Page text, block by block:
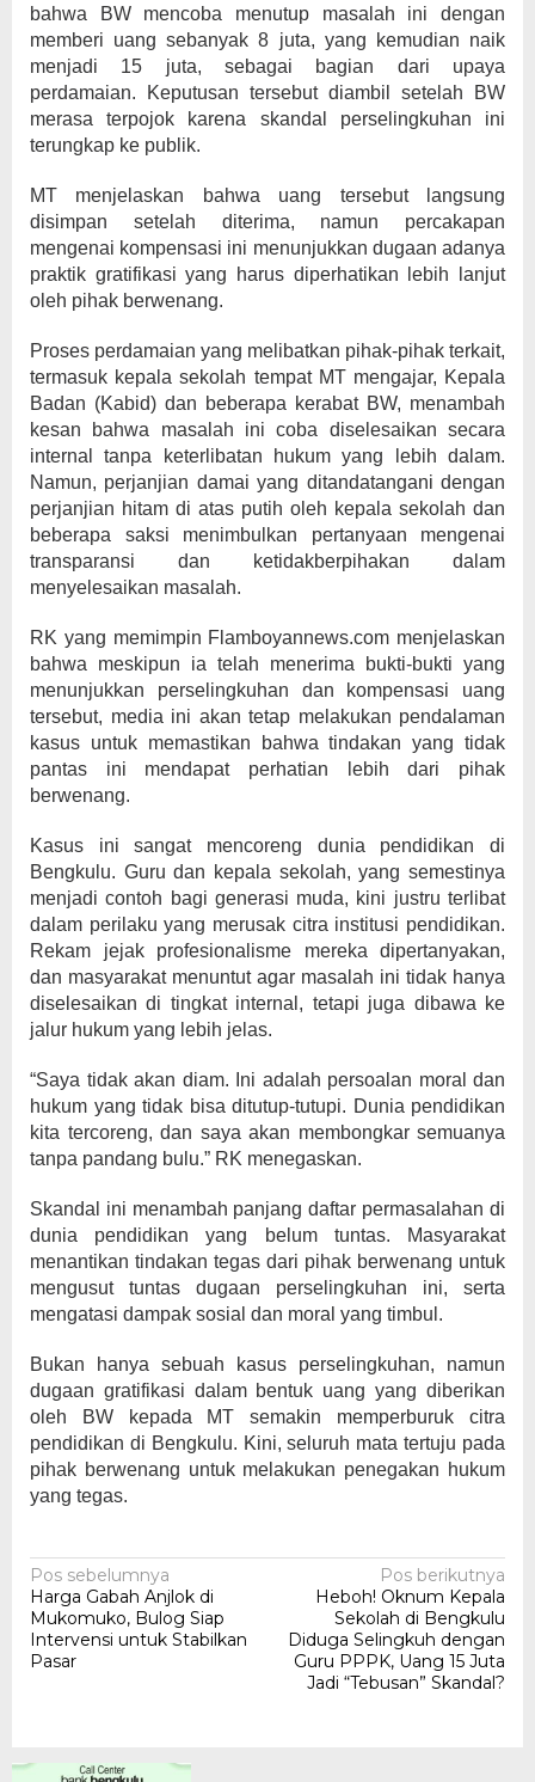
bahwa BW mencoba menutup masalah ini dengan
memberi uang sebanyak 8 juta, yang kemudian naik
menjadi 15 juta, sebagai bagian dari upaya
perdamaian. Keputusan tersebut diambil setelah BW
merasa terpojok karena skandal perselingkuhan ini
terungkap ke publik.
MT menjelaskan bahwa uang tersebut langsung
disimpan setelah diterima, namun percakapan
mengenai kompensasi ini menunjukkan dugaan adanya
praktik gratifikasi yang harus diperhatikan lebih lanjut
oleh pihak berwenang.
Proses perdamaian yang melibatkan pihak-pihak terkait,
termasuk kepala sekolah tempat MT mengajar, Kepala
Badan (Kabid) dan beberapa kerabat BW, menambah
kesan bahwa masalah ini coba diselesaikan secara
internal tanpa keterlibatan hukum yang lebih dalam.
Namun, perjanjian damai yang ditandatangani dengan
perjanjian hitam di atas putih oleh kepala sekolah dan
beberapa saksi menimbulkan pertanyaan mengenai
transparansi dan ketidakberpihakan dalam
menyelesaikan masalah.
RK yang memimpin Flamboyannews.com menjelaskan
bahwa meskipun ia telah menerima bukti-bukti yang
menunjukkan perselingkuhan dan kompensasi uang
tersebut, media ini akan tetap melakukan pendalaman
kasus untuk memastikan bahwa tindakan yang tidak
pantas ini mendapat perhatian lebih dari pihak
berwenang.
Kasus ini sangat mencoreng dunia pendidikan di
Bengkulu. Guru dan kepala sekolah, yang semestinya
menjadi contoh bagi generasi muda, kini justru terlibat
dalam perilaku yang merusak citra institusi pendidikan.
Rekam jejak profesionalisme mereka dipertanyakan,
dan masyarakat menuntut agar masalah ini tidak hanya
diselesaikan di tingkat internal, tetapi juga dibawa ke
jalur hukum yang lebih jelas.
“Saya tidak akan diam. Ini adalah persoalan moral dan
hukum yang tidak bisa ditutup-tutupi. Dunia pendidikan
kita tercoreng, dan saya akan membongkar semuanya
tanpa pandang bulu.” RK menegaskan.
Skandal ini menambah panjang daftar permasalahan di
dunia pendidikan yang belum tuntas. Masyarakat
menantikan tindakan tegas dari pihak berwenang untuk
mengusut tuntas dugaan perselingkuhan ini, serta
mengatasi dampak sosial dan moral yang timbul.
Bukan hanya sebuah kasus perselingkuhan, namun
dugaan gratifikasi dalam bentuk uang yang diberikan
oleh BW kepada MT semakin memperburuk citra
pendidikan di Bengkulu. Kini, seluruh mata tertuju pada
pihak berwenang untuk melakukan penegakan hukum
yang tegas.
Navigasi
pos
Pos sebelumnya
Harga Gabah Anjlok di
Mukomuko, Bulog Siap
Intervensi untuk Stabilkan
Pasar
Pos berikutnya
Heboh! Oknum Kepala
Sekolah di Bengkulu
Diduga Selingkuh dengan
Guru PPPK, Uang 15 Juta
Jadi “Tebusan” Skandal?